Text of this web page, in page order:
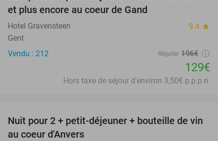
et plus encore au coeur de Gand
Hotel Gravensteen 9.4 star
Gent
Vendu : 212
Régulier 196€
129€
Hors taxe de séjour d'environ 3,50€ p.p.p.n.
31%
Nuit pour 2 + petit-déjeuner + bouteille de vin
au coeur d'Anvers